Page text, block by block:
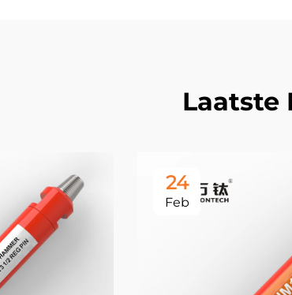
Laatste
24
Feb